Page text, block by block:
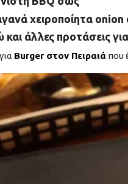
χειροποίητα onion
και άλλες προτάσεις για
Burger στον Πειραιά που